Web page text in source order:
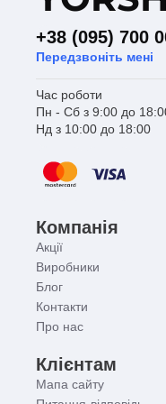
+38 (095) 700
Передзвоніть мені
Час роботи
Пн - Сб з 9:00 до
Нд з 10:00 до 18:00
Компанія
Акції
Виробники
Блог
Контакти
Про нас
Клієнтам
Мапа сайту